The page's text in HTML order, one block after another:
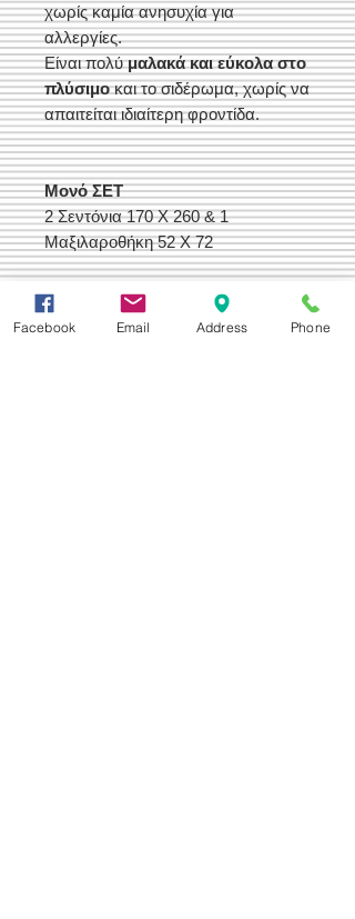
χωρίς καμία ανησυχία για
αλλεργίες.
Είναι πολύμαλακά και εύκολα στο
πλύσιμοκαι το σιδέρωμα, χωρίς να
απαιτείται ιδιαίτερη φροντίδα.
Μονό ΣΕΤ
2 Σεντόνια 170 Χ 260 & 1
Μαξιλαροθήκη 52 Χ 72
KING SIZE ΣΕΤ
2 Σεντόνια 240 Χ 260 &
Facebook Email Address Phone